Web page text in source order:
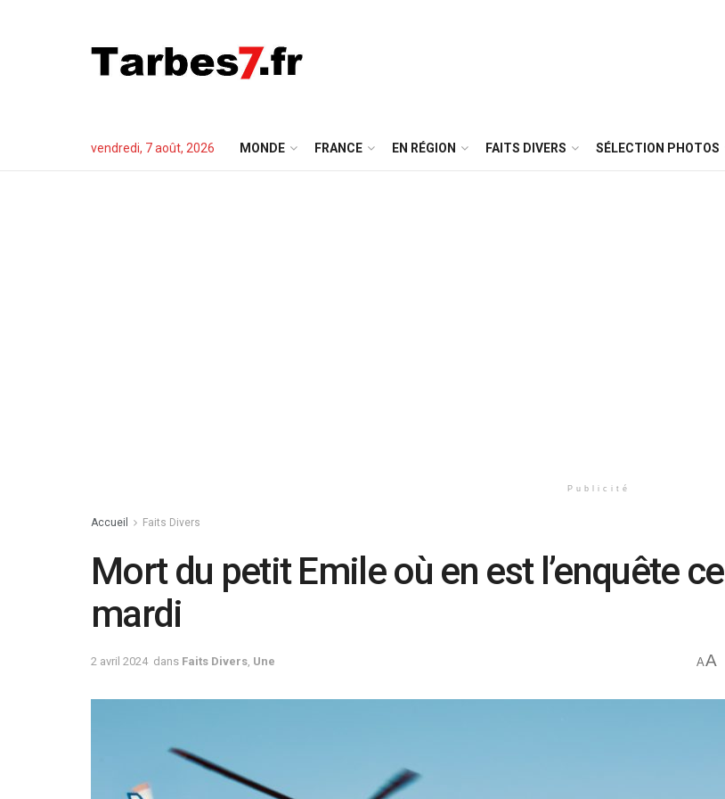
vendredi, 7 août, 2026 MONDE FRANCE EN RÉGION FAITS DIVERS SÉLECTION PHOTOS
Publicité
Accueil Faits Divers
Mort du petit Emile où en est l’enquête ce
mardi
2 avril 2024 dans Faits Divers Une AA